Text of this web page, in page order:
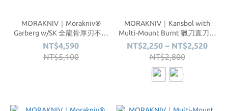
MORAKNIV｜Morakniv®
Garberg w/SK 全龍骨厚刃不鏽
鋼直刀&求生配件
NT$4,590
NT$5,100
MORAKNIV｜Kansbol with
Multi-Mount Burnt 獵刀直刀含
系統化模組
NT$2,250 ~ NT$2,520
NT$2,800